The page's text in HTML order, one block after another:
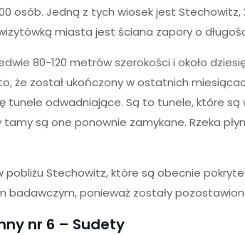
osób. Jedną z tych wiosek jest
miasta jest ściana zapory o
80-120 metrów szerokości i około
że został ukończony w ostatnich
tunele odwadniające. Są to tunele, które
są one ponownie zamykane. Rzeka
Stechowitz, które są obecnie
badawczym, ponieważ zostały
nr 6 – Sudety